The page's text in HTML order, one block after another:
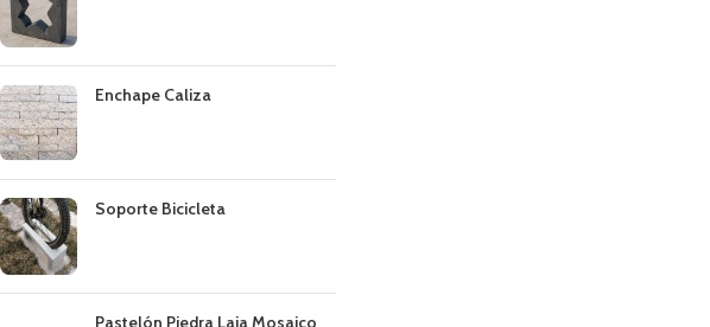
Enchape Caliza
Soporte Bicicleta
Pastelón Piedra Laja Mosaico